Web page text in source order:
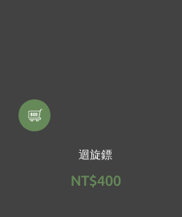
迴旋鏢
NT$400